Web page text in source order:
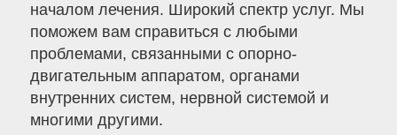
началом лечения. Широкий спектр услуг. Мы
поможем вам справиться с любыми
проблемами, связанными с опорно-
двигательным аппаратом, органами
внутренних систем, нервной системой и
многими другими.